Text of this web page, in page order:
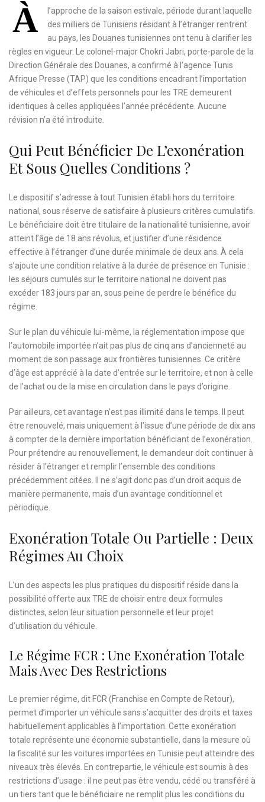
À
l’approche de la saison estivale, période durant laquelle
des milliers de Tunisiens résidant à l’étranger rentrent
au pays, les Douanes tunisiennes ont tenu à clarifier les
règles en vigueur. Le colonel-major Chokri Jabri, porte-parole de la
Direction Générale des Douanes, a confirmé à l’agence Tunis
Afrique Presse (TAP) que les conditions encadrant l’importation
de véhicules et d’effets personnels pour les TRE demeurent
identiques à celles appliquées l’année précédente. Aucune
révision n’a été introduite.
Qui Peut Bénéficier De L’exonération
Et Sous Quelles Conditions ?
Le dispositif s’adresse à tout Tunisien établi hors du territoire
national, sous réserve de satisfaire à plusieurs critères cumulatifs.
Le bénéficiaire doit être titulaire de la nationalité tunisienne, avoir
atteint l’âge de 18 ans révolus, et justifier d’une résidence
effective à l’étranger d’une durée minimale de deux ans. À cela
s’ajoute une condition relative à la durée de présence en Tunisie :
les séjours cumulés sur le territoire national ne doivent pas
excéder 183 jours par an, sous peine de perdre le bénéfice du
régime.
Sur le plan du véhicule lui-même, la réglementation impose que
l’automobile importée n’ait pas plus de cinq ans d’ancienneté au
moment de son passage aux frontières tunisiennes. Ce critère
d’âge est apprécié à la date d’entrée sur le territoire, et non à celle
de l’achat ou de la mise en circulation dans le pays d’origine.
Par ailleurs, cet avantage n’est pas illimité dans le temps. Il peut
être renouvelé, mais uniquement à l’issue d’une période de dix ans
à compter de la dernière importation bénéficiant de l’exonération.
Pour prétendre au renouvellement, le demandeur doit continuer à
résider à l’étranger et remplir l’ensemble des conditions
précédemment citées. Il ne s’agit donc pas d’un droit acquis de
manière permanente, mais d’un avantage conditionnel et
périodique.
Exonération Totale Ou Partielle : Deux
Régimes Au Choix
L’un des aspects les plus pratiques du dispositif réside dans la
possibilité offerte aux TRE de choisir entre deux formules
distinctes, selon leur situation personnelle et leur projet
d’utilisation du véhicule.
Le Régime FCR : Une Exonération Totale
Mais Avec Des Restrictions
Le premier régime, dit FCR (Franchise en Compte de Retour),
permet d’importer un véhicule sans s’acquitter des droits et taxes
habituellement applicables à l’importation. Cette exonération
totale représente une économie substantielle, dans la mesure où
la fiscalité sur les voitures importées en Tunisie peut atteindre des
niveaux très élevés. En contrepartie, le véhicule est soumis à des
restrictions d’usage : il ne peut pas être vendu, cédé ou transféré à
un tiers tant que le bénéficiaire ne remplit plus les conditions du